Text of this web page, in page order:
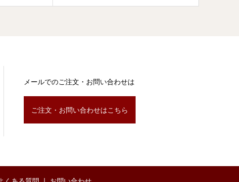
メールでのご注文・お問い合わせは
ご注文・お問い合わせはこちら